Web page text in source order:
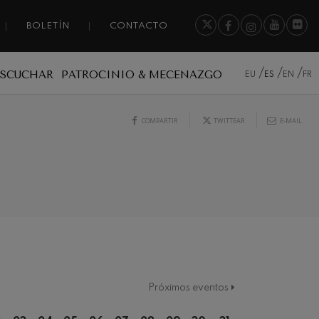
BOLETÍN CONTACTO
PATROCINIO & MECENAZGO EU ES EN FR
COMPARTIR TWITTEAR E-MAIL
Próximos eventos